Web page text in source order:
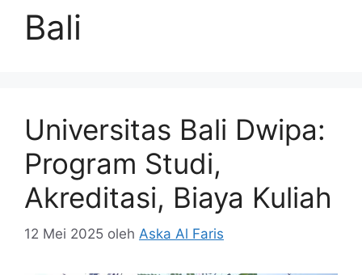
Bali
Universitas Bali Dwipa:
Program Studi,
Akreditasi, Biaya Kuliah
12 Mei 2025 oleh Aska Al Faris